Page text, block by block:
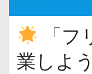
「フ
業しよ